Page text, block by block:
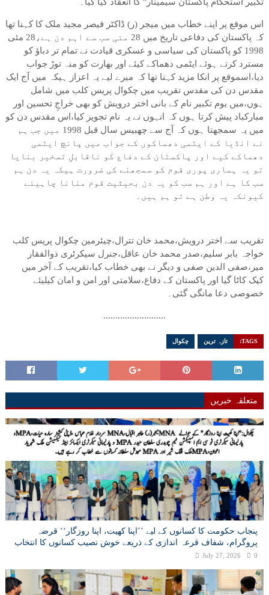
اس موقع پر اپنے خطاب میں میجر (ر) ڈاکٹر قیصر مجید ملک کا کہنا تھا
کہ پاکستان کی دفاعی تاریخ میں 28 مئی سب سے اہم دن ہے،28 مئی
1998 کو پاکستان کی سیاسی و عسکری قیادت نے تمام تر دباؤ کو
مسترد کرتے ہوئے ایٹمی دھماکے کیئے اور بھارت کو منہ توڑ جواب
دیا،اسموقع پر انکا مزید کہنا تھا کہ میرے لیے یہ اعزاز ہیکہ میں آج ایک
مقدس دن کی مقدس تقریب میں چکوال پریس کلب میں شامل
ہوں،میں یوم تکبیر نام کے بانی اختر درویش کو بھی خراجِ تحسین اور
مبارکباد پیش کرتا ہوں کہ انہوں نے یہ نام تجویز کیا،اس مقدس دن کو
میں یہ سمجھتا ہوں کہ آج سے چھبیس سال قبل 1998 میں جب ہم
نے انڈیا کے ایٹمی دھماکوں کے جواب میں پانچ ایٹمی
دھماکے کیے اور پاکستان کے دفاع کو ناقابلِ تسخیر بنایا
تو یہ ہماری پوری قوم کو سمجھنے کی ضرورت ہیکہ یہ دن ہم
سب کا ہے اور ہم سب کو یہ دن بحیثیت قوم منانا چاہیئے
کیونکہ یہ وطن ہے تو ہم ہیں۔
تقریب سے اختر درویش،محمد خان تترال،چیئرمین چکوال پریس کلب
خواجہ بابر سلیم،صدر محمد خان عاقل،جنرل سیکرٹری ذوالفقار
میر،صفی الدین صفی و دیگر نے بھی خطاب کیا،تقریب کے آخر میں
کیک کاٹا گیا اور پاکستان کے دفاع،سلامتی اور امن و امان کیلیئے
خصوصی دعا مانگی گئی۔
..........................
TAGS: تازہ ترین چکوال
متعلقہ خبریں
پنجاب حکومت کا کسانوں کے لیے ’’اپنا کھیت، اپنا روزگار‘‘ قرضہ
پروگرام، شفاف قرعہ اندازی کے ذریعے خوش نصیب کسانوں کا انتخاب
July 27, 2026 0